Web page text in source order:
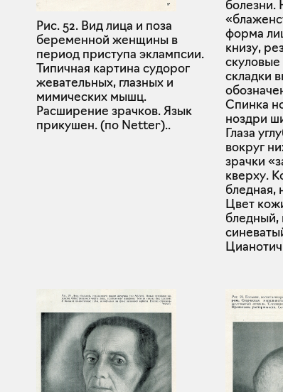
Рис. 52. Вид лица и поза
беременной женщины в
период приступа эклампсии.
Типичная картина судорог
жевательных, глазных и
мимических мышц.
Расширение зрачков. Язык
прикушен. (по Netter)..
болезни.
форма
книзу,
складки
Спинка
ноздри
Глаза
вокруг
зрачки
кверху.
бледная,
Цвет
бледный,